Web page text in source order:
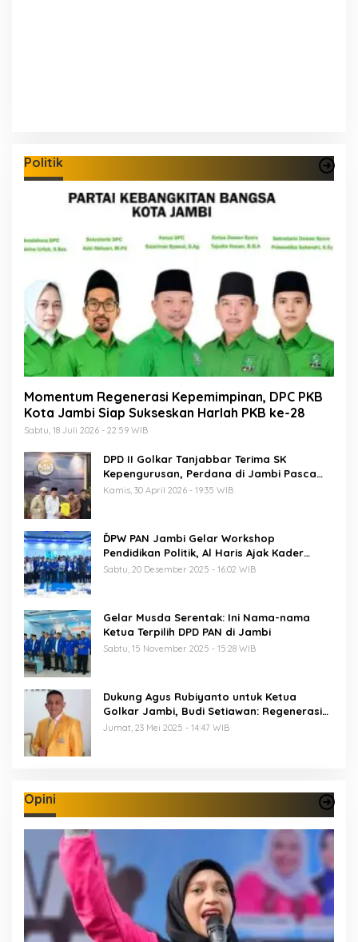
Politik
Momentum Regenerasi Kepemimpinan, DPC PKB
Kota Jambi Siap Sukseskan Harlah PKB ke-28
Sabtu, 18 Juli 2026 - 22:59 WIB
DPD II Golkar Tanjabbar Terima SK
Kepengurusan, Perdana di Jambi Pasca
Musda
Kamis, 30 April 2026 - 19:35 WIB
ĎPW PAN Jambi Gelar Workshop
Pendidikan Politik, Al Haris Ajak Kader
Perkuat Soliditas Jelang Pemilu 2029
Sabtu, 20 Desember 2025 - 16:02 WIB
Gelar Musda Serentak: Ini Nama-nama
Ketua Terpilih DPD PAN di Jambi
Sabtu, 15 November 2025 - 15:28 WIB
Dukung Agus Rubiyanto untuk Ketua
Golkar Jambi, Budi Setiawan: Regenerasi
Kepemimpinan Wajib Berjalan
Jumat, 23 Mei 2025 - 14:47 WIB
Opini